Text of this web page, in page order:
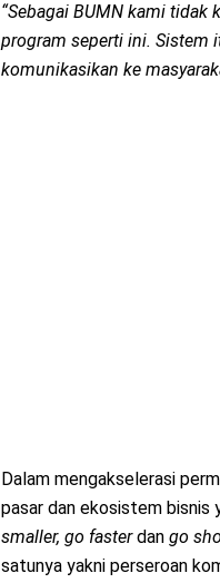
“Sebagai BUMN kami tidak
program seperti ini. Sistem
komunikasikan ke
Dalam mengakselerasi
pasar dan ekosistem bisnis
smaller, go fasterdan go
satunya yakni perseroan